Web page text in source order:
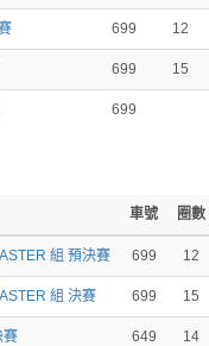
699 12
699 15
699
車號 圈數
組 預決賽 699 12
組 決賽 699 15
賽 649 14